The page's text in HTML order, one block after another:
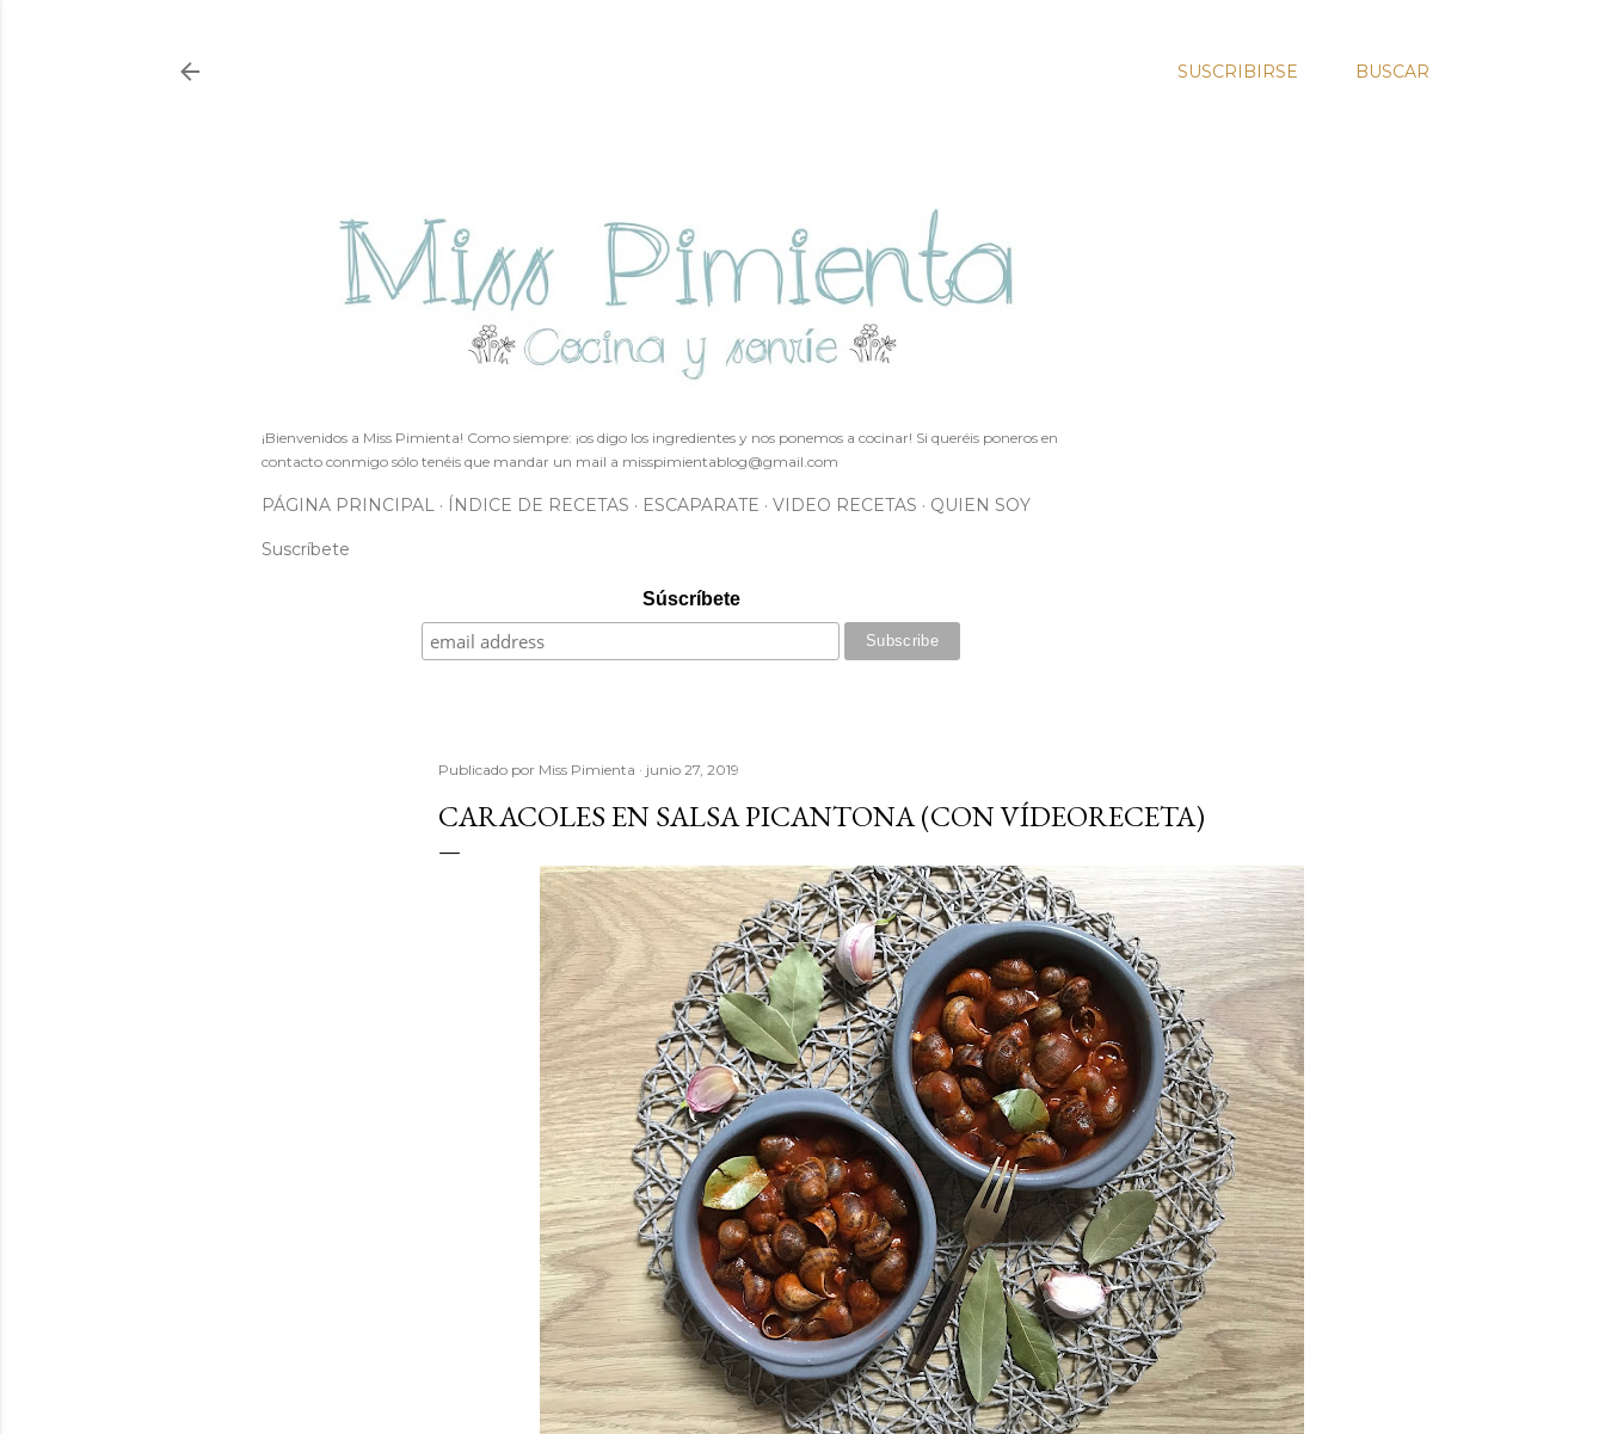
SUSCRIBIRSE BUSCAR
¡Bienvenidos a Miss Pimienta! Como siempre: ¡os digo los ingredientes y nos ponemos a cocinar! Si queréis poneros en
contacto conmigo sólo tenéis que mandar un mail a misspimientablog@gmail.com
PÁGINA PRINCIPAL ÍNDICE DE RECETAS ESCAPARATE VIDEO RECETAS QUIEN SOY
Suscríbete
Súscríbete
Publicado por Miss Pimienta junio 27, 2019
CARACOLES EN SALSA PICANTONA (CON VÍDEORECETA)